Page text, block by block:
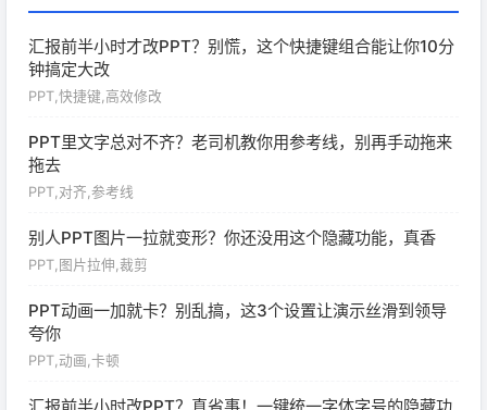
汇报前半小时才改PPT？别慌，这个快捷键组合能让你10分
钟搞定大改
PPT,快捷键,高效修改
PPT里文字总对不齐？老司机教你用参考线，别再手动拖来
拖去
PPT,对齐,参考线
别人PPT图片一拉就变形？你还没用这个隐藏功能，真香
PPT,图片拉伸,裁剪
PPT动画一加就卡？别乱搞，这3个设置让演示丝滑到领导
夸你
PPT,动画,卡顿